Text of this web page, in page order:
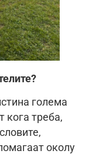
голема
кога треба,
околу